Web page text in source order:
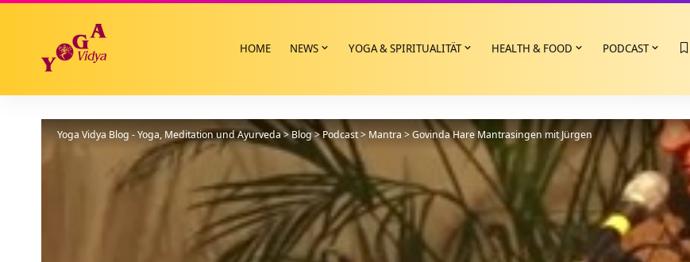
HOME NEWS YOGA & SPIRITUALITÄT HEALTH & FOOD PODCAST
Yoga Vidya Blog - Yoga, Meditation und Ayurveda>Blog>Podcast> Mantra >Govinda Hare Mantrasingen mit Jürgen